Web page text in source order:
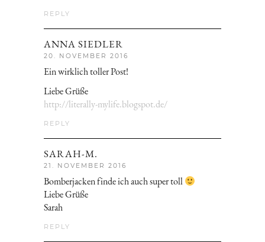
REPLY
ANNA SIEDLER
20. NOVEMBER 2016
Ein wirklich toller Post!
Liebe Grüße
http://literally-mylife.blogspot.de/
REPLY
SARAH-M.
21. NOVEMBER 2016
Bomberjacken finde ich auch super toll
Liebe Grüße
Sarah
REPLY